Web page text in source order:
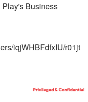
Play's Business
iqjWHBFdfxIU/r01jt